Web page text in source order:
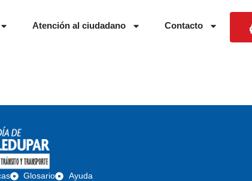
Atención al ciudadano Contacto
Glosario Ayuda